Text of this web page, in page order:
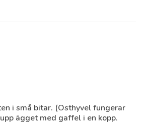
i små bitar. (Osthyvel fungerar
ägget med gaffel i en kopp.